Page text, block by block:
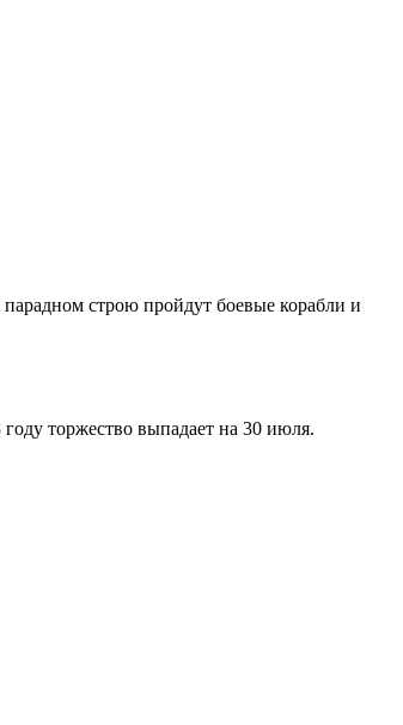
строю пройдут боевые корабли и
торжество выпадает на 30 июля.